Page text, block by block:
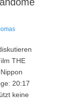
THE
20:17
keine